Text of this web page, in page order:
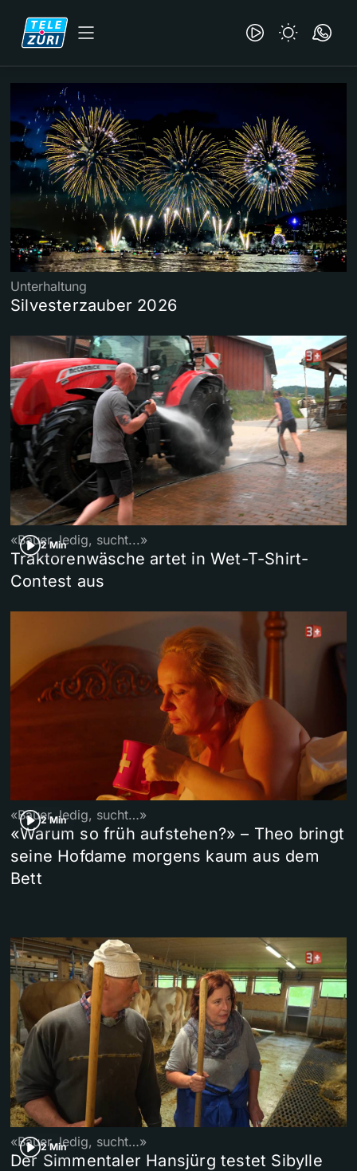
Unterhaltung
Silvesterzauber 2026
2 Min
«Bauer, ledig, sucht...»
Traktorenwäsche artet in Wet-T-Shirt-
Contest aus
2 Min
«Bauer, ledig, sucht…»
«Warum so früh aufstehen?» – Theo bringt
seine Hofdame morgens kaum aus dem
Bett
2 Min
«Bauer, ledig, sucht…»
Der Simmentaler Hansjürg testet Sibylle